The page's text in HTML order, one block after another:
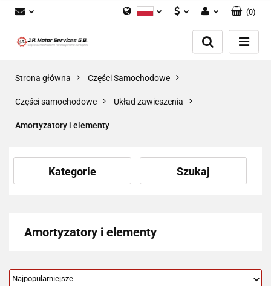
GBP
Zaloguj się
Dodaj zgłoszenie
(0)
Strona główna Części Samochodowe
Części samochodowe Układ zawieszenia
Amortyzatory i elementy
Kategorie Szukaj
Amortyzatory i elementy